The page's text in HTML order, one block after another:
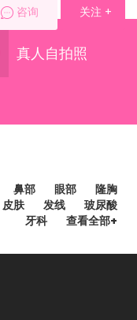
咨询 关注 +
真人自拍照
鼻部 眼部
隆胸
皮肤 发线
玻尿酸
牙科
查看全部+